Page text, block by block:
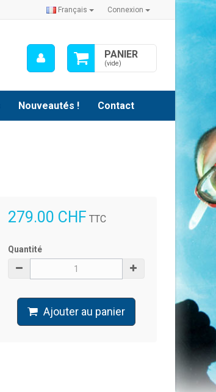
Connexion
Français
PANIER
(vide)
Mon
compte
Nouveautés ! Contact
279.00 CHF TTC
Quantité
Ajouter au panier